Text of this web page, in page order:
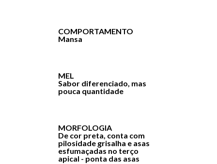
COMPORTAMENTO
Mansa
MEL
Sabor diferenciado, mas
pouca quantidade
MORFOLOGIA
De cor preta, conta com
pilosidade grisalha e asas
esfumaçadas no terço
apical - ponta das asas